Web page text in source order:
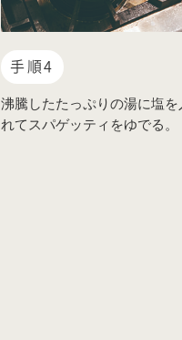
手順4
沸騰したたっぷりの湯に塩を
れてスパゲッティをゆでる。